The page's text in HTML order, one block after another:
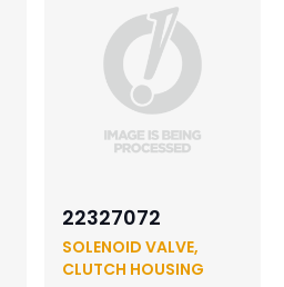
22327072
SOLENOID VALVE,
CLUTCH HOUSING